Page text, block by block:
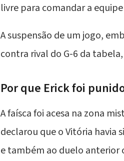
livre para comandar a
A suspensão de um jogo,
contra rival do G-6 da
Por que Erick foi
A faísca foi acesa na zona
declarou que o Vitória havia
e também ao duelo anterior